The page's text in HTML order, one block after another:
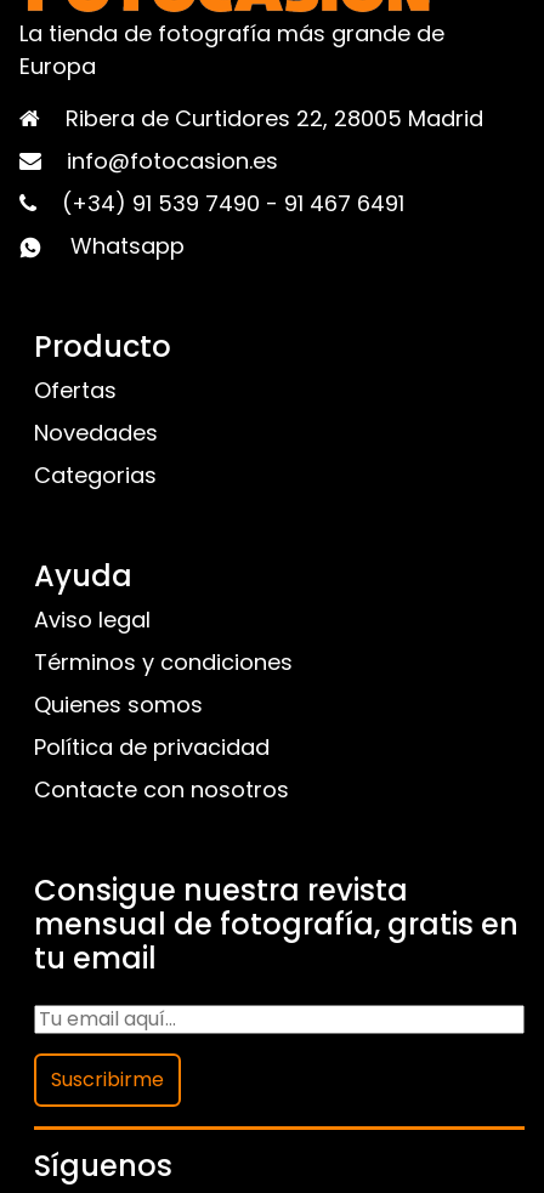
La tienda de fotografía más grande de
Europa
Ribera de Curtidores 22, 28005 Madrid
info@fotocasion.es
(+34) 91 539 7490 - 91 467 6491
Whatsapp
Producto
Ofertas
Novedades
Categorias
Ayuda
Aviso legal
Términos y condiciones
Quienes somos
Política de privacidad
Contacte con nosotros
Consigue nuestra revista
mensual de fotografía, gratis en
tu email
Suscribirme
Síguenos